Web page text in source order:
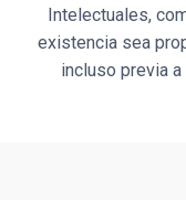
Intelectuales,
existencia sea
incluso previa